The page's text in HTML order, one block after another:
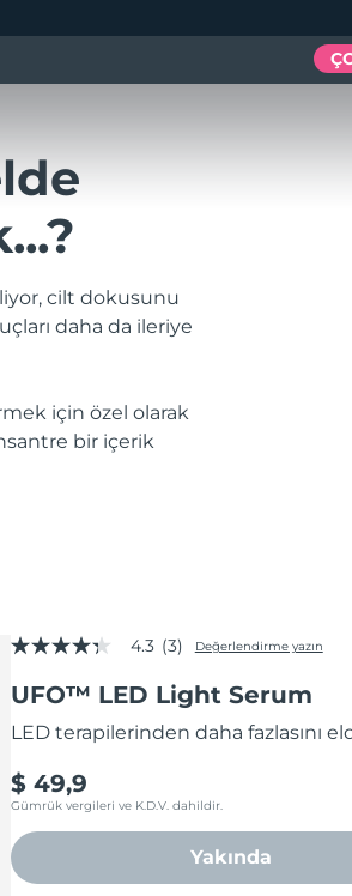
cilt dokusunu
daha da ileriye
için özel olarak
bir içerik
5
4.3
yıldız,
ortalama
değeri.
Read
3
Reviews.
Aynı
sayfa
bağlantısı.
4.3 (3) Değerlendirme yazın
UFO™ LED Light Serum
LED terapilerinden daha fazlasını
$ 49,9
Gümrük vergileri ve K.D.V. dahildir.
Yakında